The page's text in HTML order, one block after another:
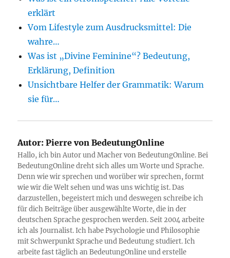
erklärt
Vom Lifestyle zum Ausdrucksmittel: Die
wahre…
Was ist „Divine Feminine“? Bedeutung,
Erklärung, Definition
Unsichtbare Helfer der Grammatik: Warum
sie für…
Autor: Pierre von BedeutungOnline
Hallo, ich bin Autor und Macher von BedeutungOnline. Bei
BedeutungOnline dreht sich alles um Worte und Sprache.
Denn wie wir sprechen und worüber wir sprechen, formt
wie wir die Welt sehen und was uns wichtig ist. Das
darzustellen, begeistert mich und deswegen schreibe ich
für dich Beiträge über ausgewählte Worte, die in der
deutschen Sprache gesprochen werden. Seit 2004 arbeite
ich als Journalist. Ich habe Psychologie und Philosophie
mit Schwerpunkt Sprache und Bedeutung studiert. Ich
arbeite fast täglich an BedeutungOnline und erstelle